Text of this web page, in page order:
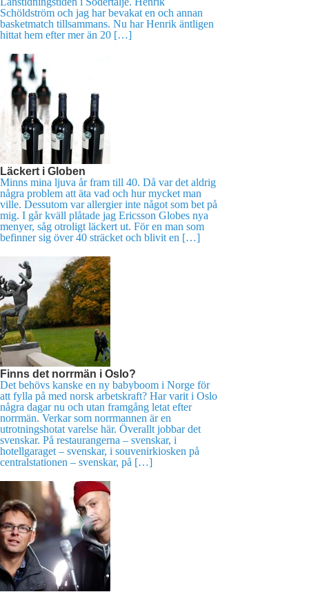
Schöldström och jag har bevakat en och annan
basketmatch tillsammans. Nu har Henrik äntligen
hittat hem efter mer än 20 […]
Läckert i Globen
Minns mina ljuva år fram till 40. Då var det aldrig
några problem att äta vad och hur mycket man
ville. Dessutom var allergier inte något som bet på
mig. I går kväll plåtade jag Ericsson Globes nya
menyer, såg otroligt läckert ut. För en man som
befinner sig över 40 sträcket och blivit en […]
Finns det norrmän i Oslo?
Det behövs kanske en ny babyboom i Norge för
att fylla på med norsk arbetskraft? Har varit i Oslo
några dagar nu och utan framgång letat efter
norrmän. Verkar som norrmannen är en
utrotningshotat varelse här. Överallt jobbar det
svenskar. På restaurangerna – svenskar, i
hotellgaraget – svenskar, i souvenirkiosken på
centralstationen – svenskar, på […]